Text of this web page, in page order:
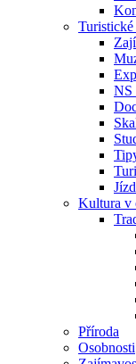
NS
Kultura v
Příroda
Osobnosti